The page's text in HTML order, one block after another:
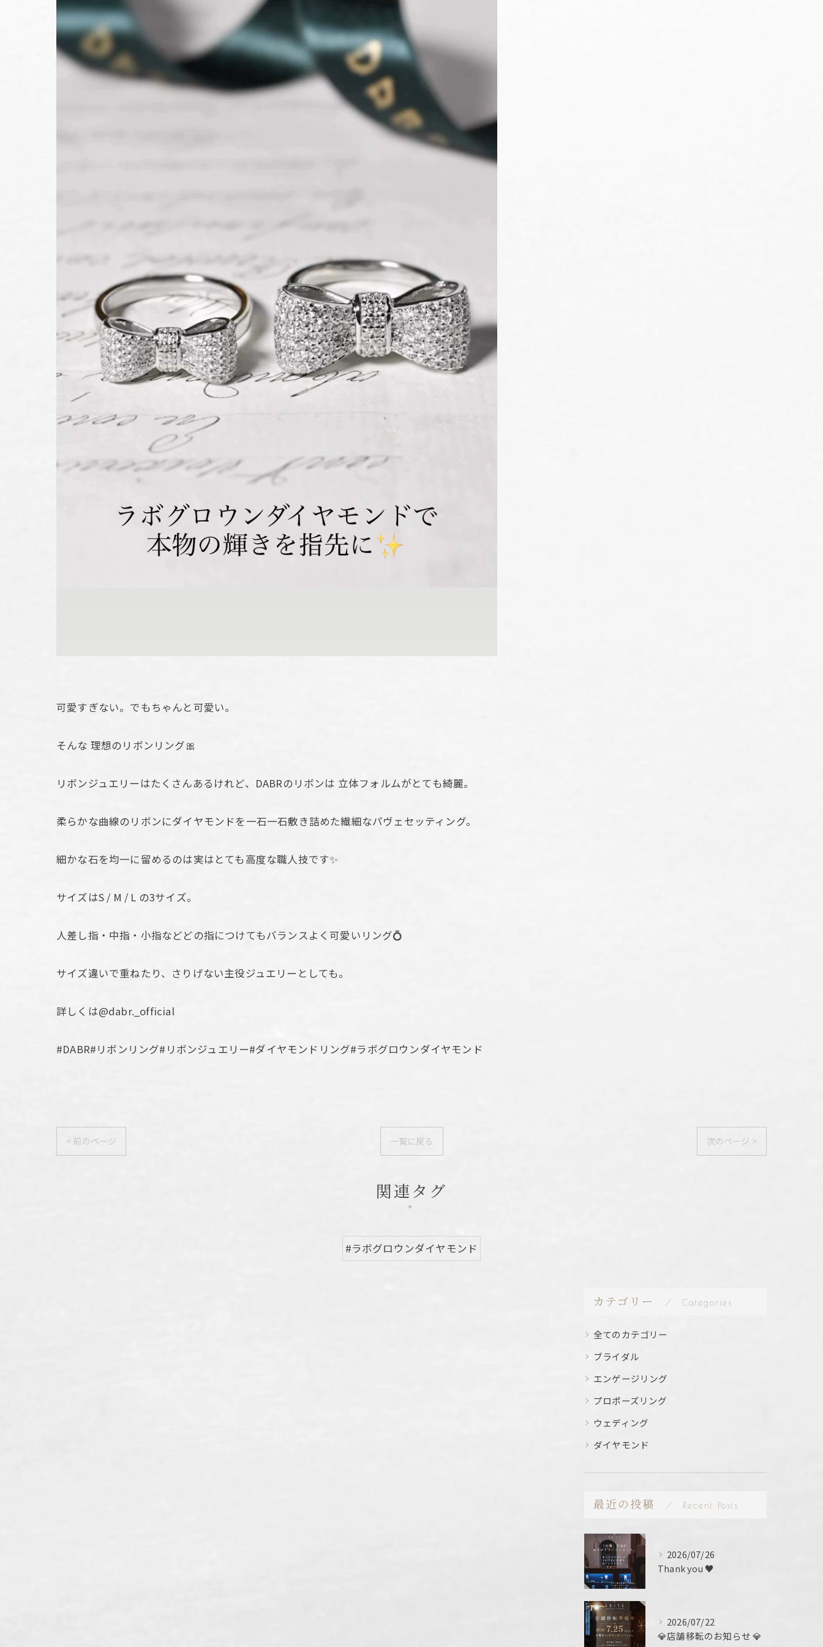
可愛すぎない。でもちゃんと可愛い。
そんな 理想のリボンリング🎀
リボンジュエリーはたくさんあるけれど、DABRのリボンは 立体フォルムがとても綺麗。
柔らかな曲線のリボンにダイヤモンドを一石一石敷き詰めた繊細なパヴェセッティング。
細かな石を均一に留めるのは実はとても高度な職人技です✨
サイズはS / M / L の3サイズ。
人差し指・中指・小指などどの指につけてもバランスよく可愛いリング💍
サイズ違いで重ねたり、さりげない主役ジュエリーとしても。
詳しくは@dabr._official
#DABR#リボンリング#リボンジュエリー#ダイヤモンドリング#ラボグロウンダイヤモンド
< 前のページ 一覧に戻る 次のページ >
関連タグ
#ラボグロウンダイヤモンド
カテゴリー Categories
全てのカテゴリー
ブライダル
エンゲージリング
プロポーズリング
ウェディング
ダイヤモンド
最近の投稿 Recent Posts
2026/07/26
Thank you ♥️
2026/07/22
💎店舗移転のお知らせ 💎